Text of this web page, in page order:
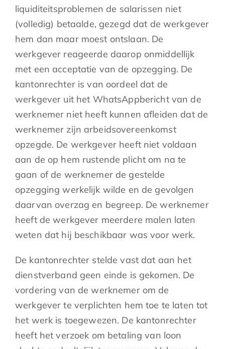
liquiditeitsproblemen de salarissen niet
(volledig) betaalde, gezegd dat de werkgever
hem dan maar moest ontslaan. De
werkgever reageerde daarop onmiddellijk
met een acceptatie van de opzegging. De
kantonrechter is van oordeel dat de
werkgever uit het WhatsAppbericht van de
werknemer niet heeft kunnen afleiden dat de
werknemer zijn arbeidsovereenkomst
opzegde. De werkgever heeft niet voldaan
aan de op hem rustende plicht om na te
gaan of de werknemer de gestelde
opzegging werkelijk wilde en de gevolgen
daarvan overzag en begreep. De werknemer
heeft de werkgever meerdere malen laten
weten dat hij beschikbaar was voor werk.
De kantonrechter stelde vast dat aan het
dienstverband geen einde is gekomen. De
vordering van de werknemer om de
werkgever te verplichten hem toe te laten tot
het werk is toegewezen. De kantonrechter
heeft het verzoek om betaling van loon